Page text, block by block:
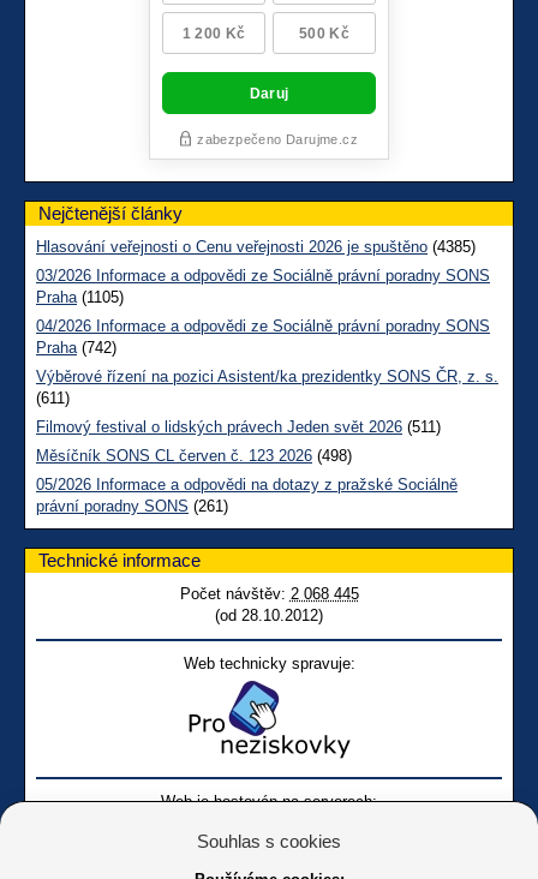
Nejčtenější články
Hlasování veřejnosti o Cenu veřejnosti 2026 je spuštěno (4385)
03/2026 Informace a odpovědi ze Sociálně právní poradny SONS
Praha(1105)
04/2026 Informace a odpovědi ze Sociálně právní poradny SONS
Praha(742)
Výběrové řízení na pozici Asistent/ka prezidentky SONS ČR, z. s.
(611)
Filmový festival o lidských právech Jeden svět 2026 (511)
Měsíčník SONS CL červen č. 123 2026 (498)
05/2026 Informace a odpovědi na dotazy z pražské Sociálně
právní poradny SONS (261)
Technické informace
Počet návštěv: 2 068 445
(od 28.10.2012)
Web technicky spravuje:
Web je hostován na serverech:
Souhlas s cookies